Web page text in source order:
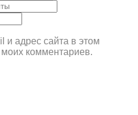
и адрес сайта в этом
комментариев.